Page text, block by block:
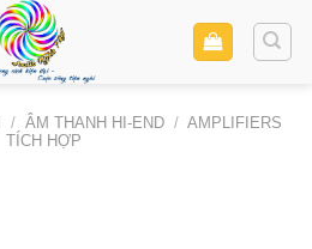
/ ÂM THANH HI-END / AMPLIFIERS
TÍCH HỢP